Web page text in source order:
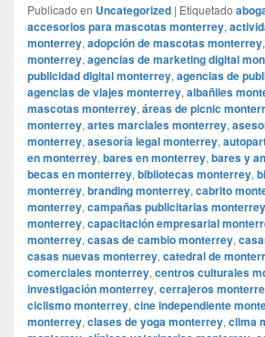
Publicado en Uncategorized | Etiquetado
accesorios para mascotas monterrey,
monterrey, adopción de mascotas monterrey,
monterrey, agencias de marketing digital
publicidad digital monterrey, agencias de
agencias de viajes monterrey, albañiles
mascotas monterrey, áreas de picnic
monterrey, artes marciales monterrey,
monterrey, asesoría legal monterrey,
en monterrey, bares en monterrey, bares y
becas en monterrey, bibliotecas monterrey,
monterrey, branding monterrey, cabrito
monterrey, campañas publicitarias monterrey
monterrey, capacitación empresarial
monterrey, casas de cambio monterrey,
casas nuevas monterrey, catedral de
comerciales monterrey, centros culturales
investigación monterrey, cerrajeros
ciclismo monterrey, cine independiente
monterrey, clases de yoga monterrey, clima